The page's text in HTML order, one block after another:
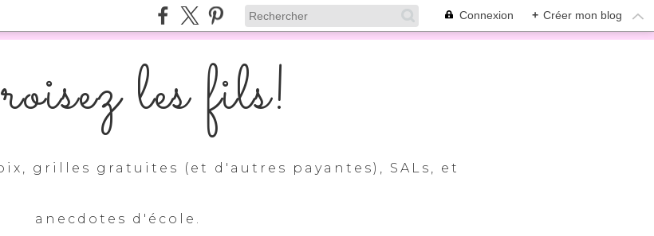
Connexion + Créer mon blog
les fils!
grilles gratuites (et d'autres payantes), SALs, et
anecdotes d'école.